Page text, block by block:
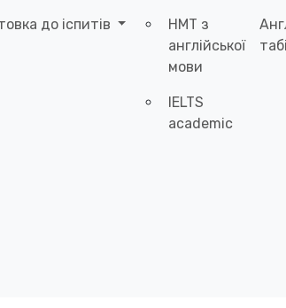
до іспитів
НМТ з
англійської
мови
IELTS
academic